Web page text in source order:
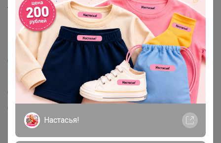
Анонсы
Новости
Поддержка альпак
Самое выгодное
Хиты продаж
Самое желанное
Самое быстрое
Начать зарабатывать с 24-ok
Настасья!